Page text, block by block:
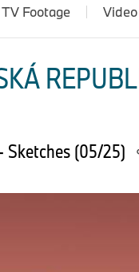
TV Footage Video
Sketches (05/25)